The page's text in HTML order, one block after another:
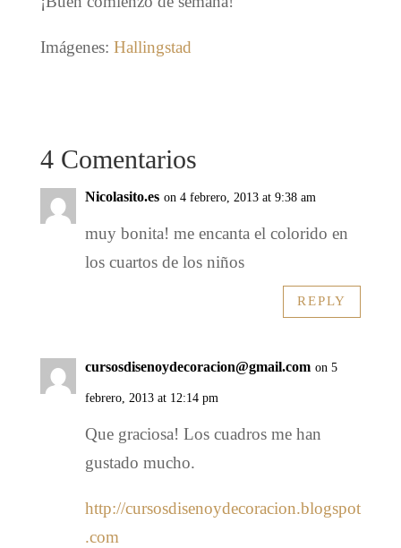
Imágenes: Hallingstad
4 Comentarios
Nicolasito.es on 4 febrero, 2013 at 9:38 am
muy bonita! me encanta el colorido en
los cuartos de los niños
REPLY
cursosdisenoydecoracion@gmail.com on 5
febrero, 2013 at 12:14 pm
Que graciosa! Los cuadros me han
gustado mucho.
http://cursosdisenoydecoracion.blogspot
.com